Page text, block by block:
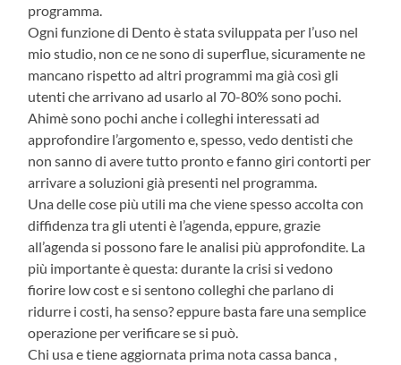
programma.
Ogni funzione di Dento è stata sviluppata per l’uso nel
mio studio, non ce ne sono di superflue, sicuramente ne
mancano rispetto ad altri programmi ma già così gli
utenti che arrivano ad usarlo al 70-80% sono pochi.
Ahimè sono pochi anche i colleghi interessati ad
approfondire l’argomento e, spesso, vedo dentisti che
non sanno di avere tutto pronto e fanno giri contorti per
arrivare a soluzioni già presenti nel programma.
Una delle cose più utili ma che viene spesso accolta con
diffidenza tra gli utenti è l’agenda, eppure, grazie
all’agenda si possono fare le analisi più approfondite. La
più importante è questa: durante la crisi si vedono
fiorire low cost e si sentono colleghi che parlano di
ridurre i costi, ha senso? eppure basta fare una semplice
operazione per verificare se si può.
Chi usa e tiene aggiornata prima nota cassa banca ,